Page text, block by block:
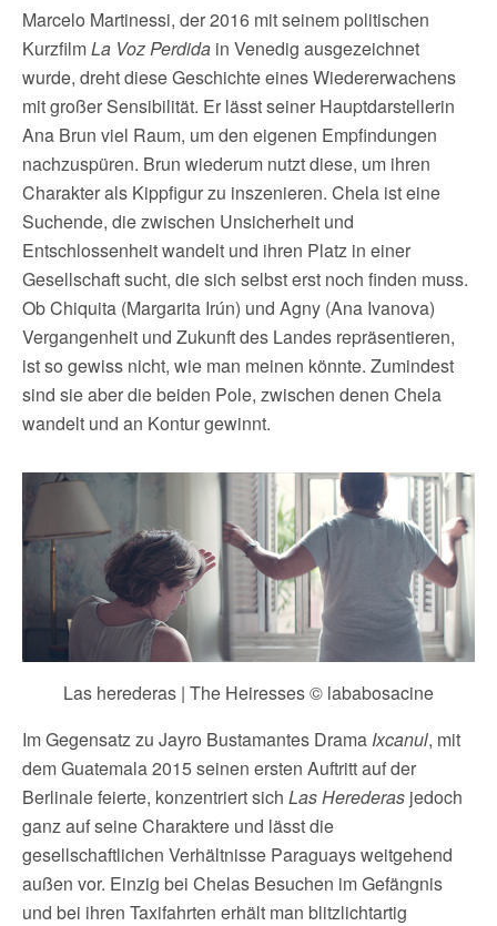
Marcelo Martinessi, der 2016 mit seinem politischen
KurzfilmLa Voz Perdida in Venedig ausgezeichnet
wurde, dreht diese Geschichte eines Wiedererwachens
mit großer Sensibilität. Er lässt seiner Hauptdarstellerin
Ana Brun viel Raum, um den eigenen Empfindungen
nachzuspüren. Brun wiederum nutzt diese, um ihren
Charakter als Kippfigur zu inszenieren. Chela ist eine
Suchende, die zwischen Unsicherheit und
Entschlossenheit wandelt und ihren Platz in einer
Gesellschaft sucht, die sich selbst erst noch finden muss.
Ob Chiquita (Margarita Irún) und Agny (Ana Ivanova)
Vergangenheit und Zukunft des Landes repräsentieren,
ist so gewiss nicht, wie man meinen könnte. Zumindest
sind sie aber die beiden Pole, zwischen denen Chela
wandelt und an Kontur gewinnt.
Las herederas | The Heiresses © lababosacine
Im Gegensatz zu Jayro Bustamantes Drama Ixcanul, mit
dem Guatemala 2015 seinen ersten Auftritt auf der
Berlinale feierte, konzentriert sich Las Herederas jedoch
ganz auf seine Charaktere und lässt die
gesellschaftlichen Verhältnisse Paraguays weitgehend
außen vor. Einzig bei Chelas Besuchen im Gefängnis
und bei ihren Taxifahrten erhält man blitzlichtartig